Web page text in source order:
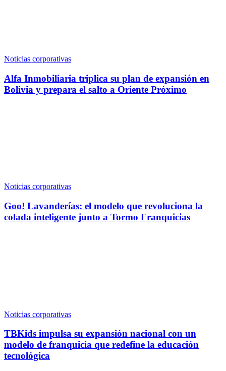
Noticias corporativas
Alfa Inmobiliaria triplica su plan de expansión en
Bolivia y prepara el salto a Oriente Próximo
Noticias corporativas
Goo! Lavanderías: el modelo que revoluciona la
colada inteligente junto a Tormo Franquicias
Noticias corporativas
TBKids impulsa su expansión nacional con un
modelo de franquicia que redefine la educación
tecnológica